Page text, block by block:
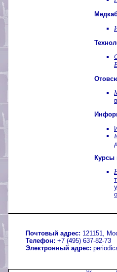
Курсы
Почтовый адрес: 121151,
Телефон: +7 (495) 637-82-73
Электронный адрес: